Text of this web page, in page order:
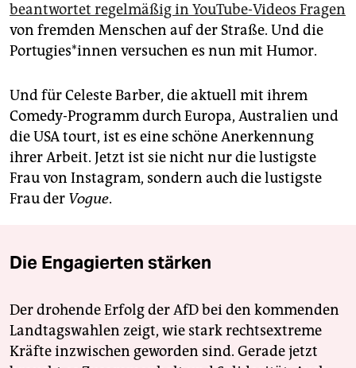
beantwortet regelmäßig in YouTube-Videos Fragen
von fremden Menschen auf der Straße. Und die
Portugies*innen versuchen es nun mit Humor.
Und für Celeste Barber, die aktuell mit ihrem
Comedy-Programm durch Europa, Australien und
die USA tourt, ist es eine schöne Anerkennung
ihrer Arbeit. Jetzt ist sie nicht nur die lustigste
Frau von Instagram, sondern auch die lustigste
Frau der Vogue.
Die Engagierten stärken
Der drohende Erfolg der AfD bei den kommenden
Landtagswahlen zeigt, wie stark rechtsextreme
Kräfte inzwischen geworden sind. Gerade jetzt